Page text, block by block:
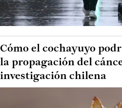
Cómo el cochayuyo
la propagación del
investigación chilena